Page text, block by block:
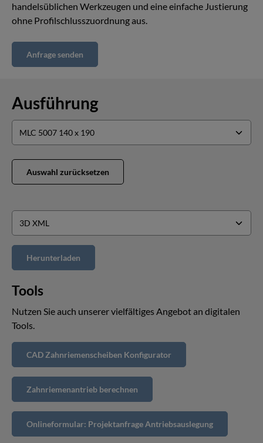
handelsüblichen Werkzeugen und eine einfache Justierung
ohne Profilschlusszuordnung aus.
Anfrage senden
Ausführung
Auswahl zurücksetzen
Tools
Nutzen Sie auch unserer vielfältiges Angebot an digitalen
Tools.
CAD Zahnriemenscheiben Konfigurator
Zahnriemenantrieb berechnen
Onlineformular: Projektanfrage Antriebsauslegung